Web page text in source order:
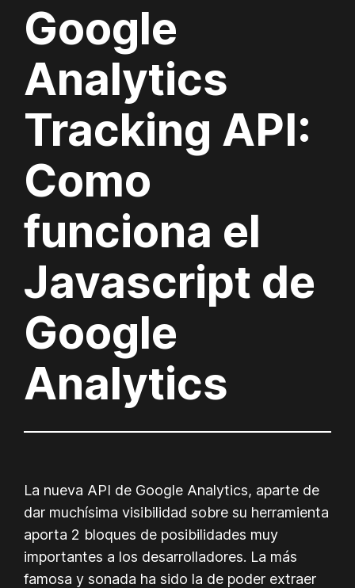
Google
Analytics
Tracking API:
Como
funciona el
Javascript de
Google
Analytics
La nueva API de Google Analytics, aparte de
dar muchísima visibilidad sobre su herramienta
aporta 2 bloques de posibilidades muy
importantes a los desarrolladores. La más
famosa y sonada ha sido la de poder extraer